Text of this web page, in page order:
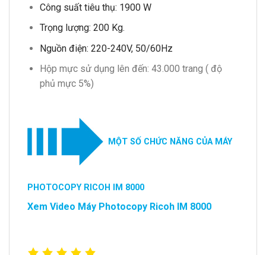
Công suất tiêu thụ: 1900 W
Trọng lượng: 200 Kg.
Nguồn điện: 220-240V, 50/60Hz
Hộp mực sử dụng lên đến: 43.000 trang ( độ
phủ mực 5%)
MỘT SỐ CHỨC NĂNG CỦA MÁY
PHOTOCOPY RICOH IM 8000
Xem Video Máy Photocopy Ricoh IM 8000